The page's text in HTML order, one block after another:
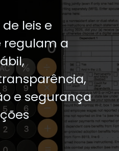
leis e
regulam a
e segurança